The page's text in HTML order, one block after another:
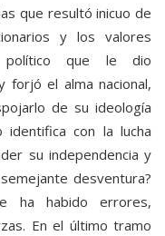
que resultó inicuo de
y los valores
político que le dio
forjó el alma nacional,
de su ideología
identifica con la lucha
su independencia y
desventura?
ha habido errores,
En el último tramo